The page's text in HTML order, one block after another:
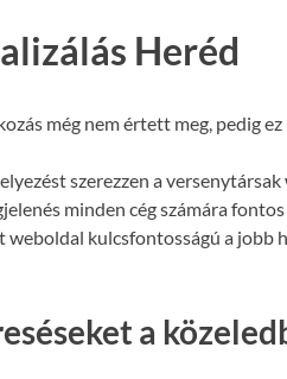
Heréd
még nem értett meg, pedig
szerezzen a
minden cég számára
kulcsfontosságú a jobb
a